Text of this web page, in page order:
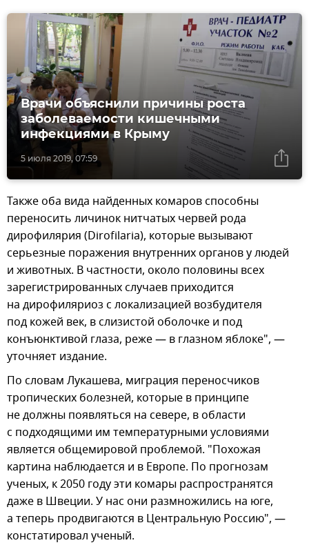
5 июля 2019, 07:59
Врачи объяснили причины роста
заболеваемости кишечными
инфекциями в Крыму
Также оба вида найденных комаров способны
переносить личинок нитчатых червей рода
дирофилярия (Dirofilaria), которые вызывают
серьезные поражения внутренних органов у людей
и животных. В частности, около половины всех
зарегистрированных случаев приходится
на дирофиляриоз с локализацией возбудителя
под кожей век, в слизистой оболочке и под
конъюнктивой глаза, реже — в глазном яблоке", —
уточняет издание.
По словам Лукашева, миграция переносчиков
тропических болезней, которые в принципе
не должны появляться на севере, в области
с подходящими им температурными условиями
является общемировой проблемой. "Похожая
картина наблюдается и в Европе. По прогнозам
ученых, к 2050 году эти комары распространятся
даже в Швеции. У нас они размножились на юге,
а теперь продвигаются в Центральную Россию", —
констатировал ученый.